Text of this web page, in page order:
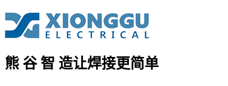
熊 谷 智 造让焊接更简单